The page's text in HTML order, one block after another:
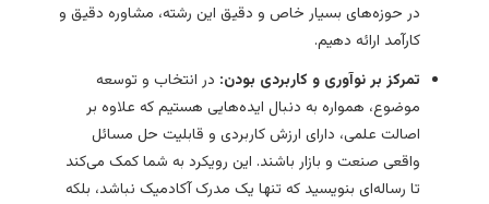
در حوزه‌های بسیار خاص و دقیق این رشته، مشاوره دقیق و
کارآمد ارائه دهیم.
تمرکز بر نوآوری و کاربردی بودن: در انتخاب و توسعه
موضوع، همواره به دنبال ایده‌هایی هستیم که علاوه بر
اصالت علمی، دارای ارزش کاربردی و قابلیت حل مسائل
واقعی صنعت و بازار باشند. این رویکرد به شما کمک می‌کند
تا رساله‌ای بنویسید که تنها یک مدرک آکادمیک نباشد، بلکه